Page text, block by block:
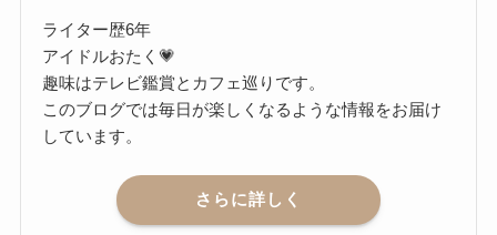
ライター歴6年
アイドルおたく💗
趣味はテレビ鑑賞とカフェ巡りです。
このブログでは毎日が楽しくなるような情報をお届け
しています。
さらに詳しく